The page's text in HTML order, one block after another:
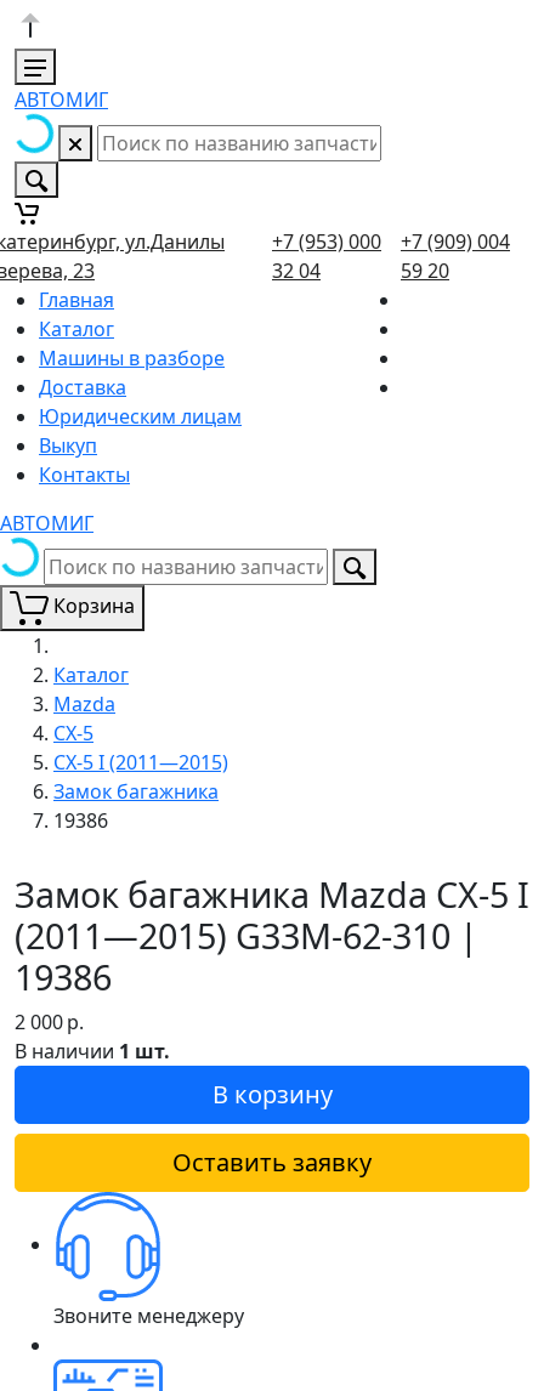
АВТОМИГ
ул.Данилы
23
+7 (953) 000
32 04
+7 (909) 004
59 20
Главная
Каталог
Машины в разборе
Доставка
Юридическим лицам
Выкуп
Контакты
АВТОМИГ
Корзина
Каталог
Mazda
CX-5
CX-5 I (2011—2015)
Замок багажника
19386
Замок багажника Mazda CX-5 I
(2011—2015) G33M-62-310 |
19386
2 000р.
В наличии 1 шт.
В корзину
Оставить заявку
Звоните менеджеру